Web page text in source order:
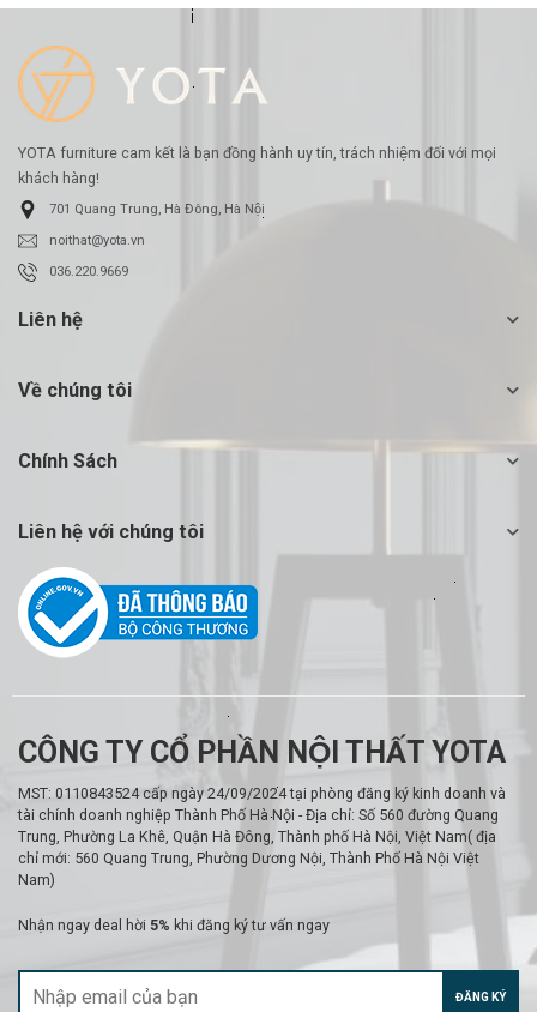
YOTA furniture cam kết là bạn đồng hành uy tín, trách nhiệm đối với mọi
khách hàng!
701 Quang Trung, Hà Đông, Hà Nội
noithat@yota.vn
036.220.9669
Liên hệ
Về chúng tôi
Chính Sách
Liên hệ với chúng tôi
CÔNG TY CỔ PHẦN NỘI THẤT YOTA
MST: 0110843524 cấp ngày 24/09/2024 tại phòng đăng ký kinh doanh và
tài chính doanh nghiệp Thành Phố Hà Nội - Địa chỉ: Số 560 đường Quang
Trung, Phường La Khê, Quận Hà Đông, Thành phố Hà Nội, Việt Nam( địa
chỉ mới: 560 Quang Trung, Phường Dương Nội, Thành Phố Hà Nội Việt
Nam)
Nhận ngay deal hời 5% khi đăng ký tư vấn ngay
ĐĂNG KÝ